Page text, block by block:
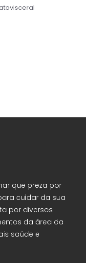
que preza por
cuidar da sua
por diversos
da área da
saúde e